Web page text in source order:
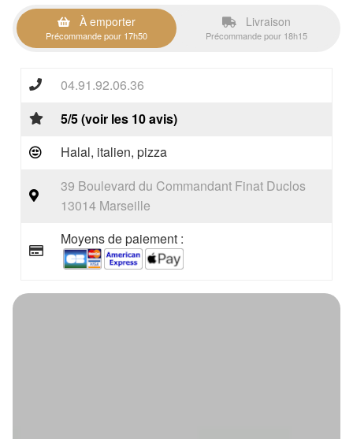
À emporter
Précommande pour 17h50
Livraison
Précommande pour 18h15
04.91.92.06.36
5/5 (voir les 10 avis)
Halal, italien, pizza
39 Boulevard du Commandant Finat Duclos
13014 Marseille
Moyens de paiement :